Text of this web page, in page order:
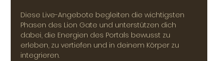
Diese Live-Angebote begleiten die wichtigsten
Phasen des Lion Gate und unterstützen dich
dabei, die Energien des Portals bewusst zu
erleben, zu vertiefen und in deinem Körper zu
integrieren.